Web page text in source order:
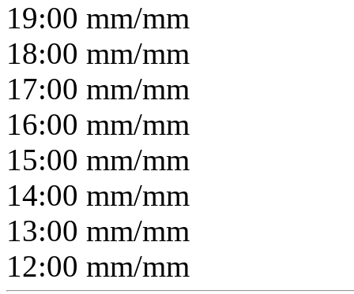
19:00 mm/mm
18:00 mm/mm
17:00 mm/mm
16:00 mm/mm
15:00 mm/mm
14:00 mm/mm
13:00 mm/mm
12:00 mm/mm